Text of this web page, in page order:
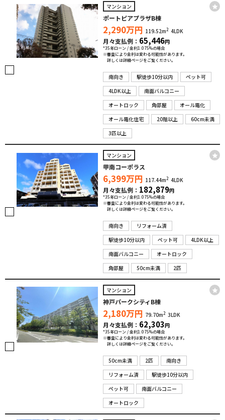
マンション
ポートピアプラザB棟
2,290万円 119.52m2 4LDK
月々支払例： 65,446円
*35年ローン / 金利1.075%の場合
※審査により金利は変わる可能性があります。
詳しくは詳細ページをご覧ください。
南向き 駅徒歩10分以内
ペット可
4LDK以上
南面バルコニー
オートロック
角部屋
オール電化
オール電化住宅
20階以上
60cm未満
3匹以上
マンション
甲南コーポラス
6,399万円 117.44m2 4LDK
月々支払例： 182,879円
*35年ローン / 金利1.075%の場合
※審査により金利は変わる可能性があります。
詳しくは詳細ページをご覧ください。
南向き
リフォーム済
駅徒歩10分以内
ペット可
4LDK以上
南面バルコニー
オートロック
角部屋
50cm未満 2匹
マンション
神戸パークシティB棟
2,180万円 79.70m2 3LDK
月々支払例： 62,303円
*35年ローン / 金利1.075%の場合
※審査により金利は変わる可能性があります。
詳しくは詳細ページをご覧ください。
50cm未満 2匹
南向き
リフォーム済
駅徒歩10分以内
ペット可
南面バルコニー
オートロック